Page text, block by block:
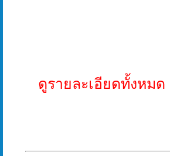
ดูรายละเอียดทั้งหมด